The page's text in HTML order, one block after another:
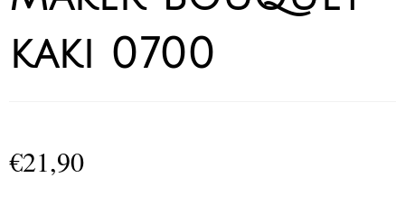
kaki 0700
€21,90